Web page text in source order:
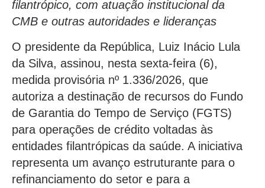
filantrópico, com atuação institucional da
CMB e outras autoridades e lideranças
O presidente da República, Luiz Inácio Lula
da Silva, assinou, nesta sexta-feira (6),
medida provisória nº 1.336/2026, que
autoriza a destinação de recursos do Fundo
de Garantia do Tempo de Serviço (FGTS)
para operações de crédito voltadas às
entidades filantrópicas da saúde. A iniciativa
representa um avanço estruturante para o
refinanciamento do setor e para a